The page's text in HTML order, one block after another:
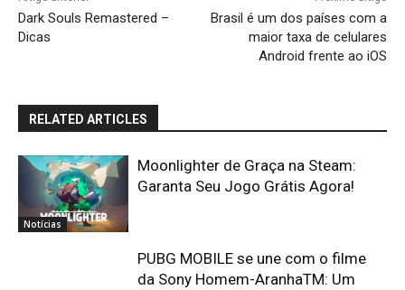
Dark Souls Remastered –
Dicas
Brasil é um dos países com a
maior taxa de celulares
Android frente ao iOS
RELATED ARTICLES
Notícias
Moonlighter de Graça na Steam:
Garanta Seu Jogo Grátis Agora!
PUBG MOBILE se une com o filme
da Sony Homem-AranhaTM: Um